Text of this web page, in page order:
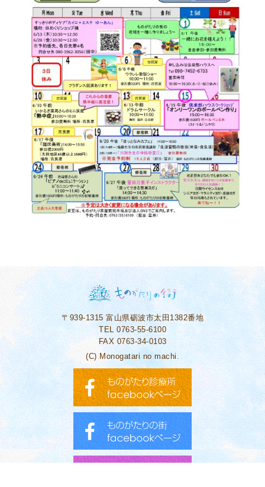
〒939-1315富山県砺波市太田1382番地
TEL 0763-55-6100
FAX 0763-34-0103
(C) Monogatari no machi.